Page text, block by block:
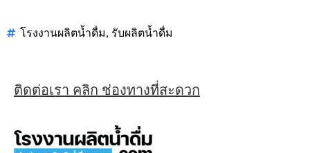
โรงงานผลิตน้ำดื่ม, รับผลิตน้ำดื่ม
ติดต่อเรา คลิก ช่องทางที่สะดวก